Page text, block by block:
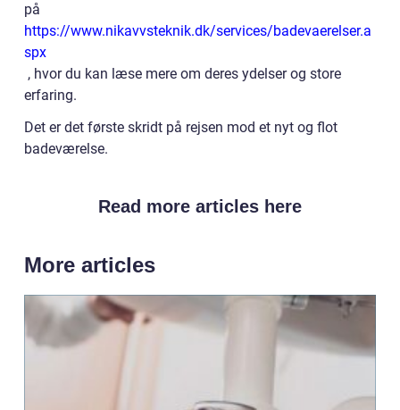
på
https://www.nikavvsteknik.dk/services/badevaerelser.a
spx
, hvor du kan læse mere om deres ydelser og store
erfaring.
Det er det første skridt på rejsen mod et nyt og flot
badeværelse.
Read more articles here
More articles